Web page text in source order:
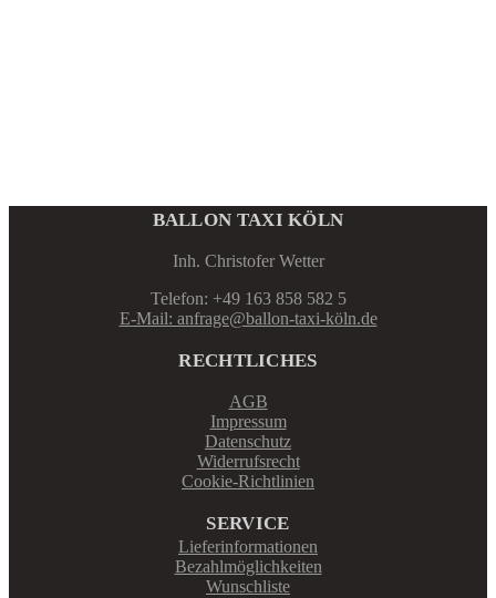
BALLON TAXI KÖLN
Inh. Christofer Wetter
Telefon: +49 163 858 582 5
E-Mail: anfrage@ballon-taxi-köln.de
RECHTLICHES
AGB
Impressum
Datenschutz
Widerrufsrecht
Cookie-Richtlinien
SERVICE
Lieferinformationen
Bezahlmöglichkeiten
Wunschliste